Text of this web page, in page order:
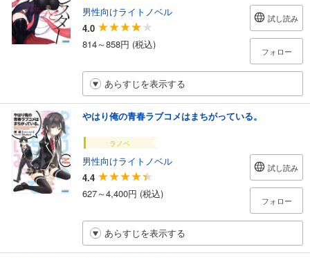
男性向けライトノベル
4.0
814～858円 (税込)
試し読み
フォロー
あらすじを表示する
やはり俺の青春ラブコメはまちがっている。
ラノベ
男性向けライトノベル
4.4
627～4,400円 (税込)
試し読み
フォロー
あらすじを表示する